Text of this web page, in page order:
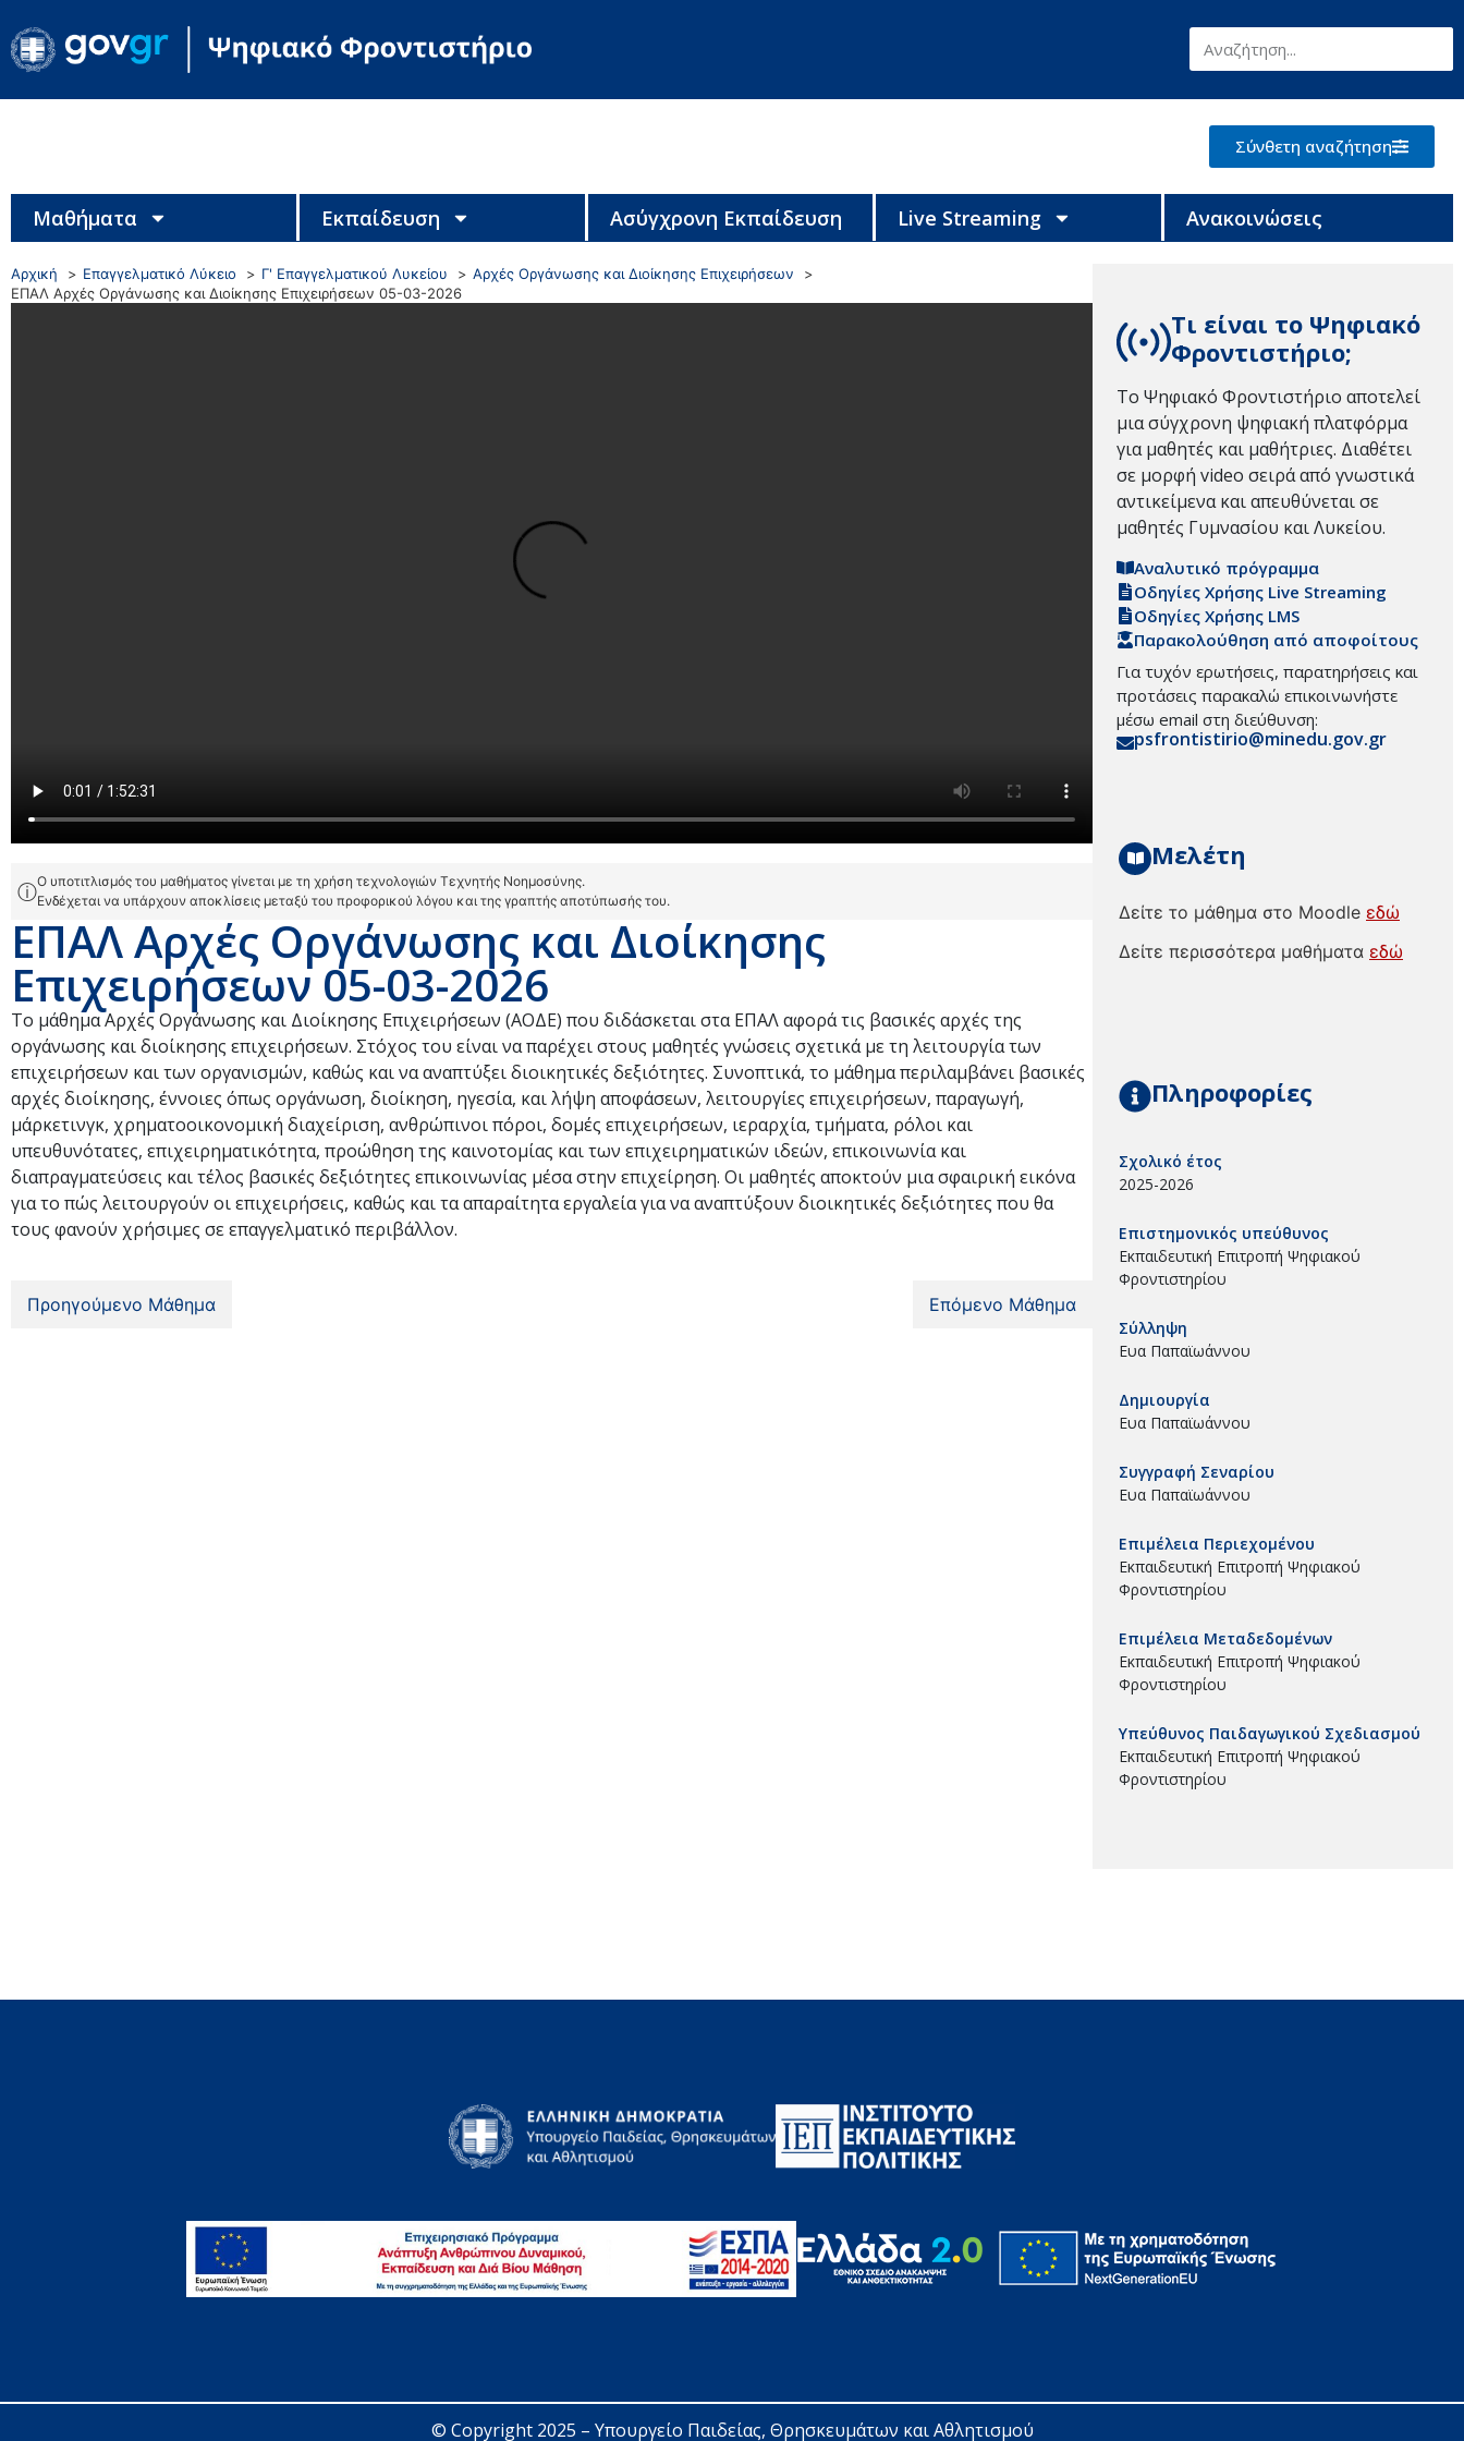
Σύνθετη αναζήτηση
Μαθήματα Εκπαίδευση Ασύγχρονη Εκπαίδευση Live Streaming Ανακοινώσεις
Αρχική Επαγγελματικό Λύκειο Γ' Επαγγελματικού Λυκείου
Αρχές Οργάνωσης και Διοίκησης Επιχειρήσεων
ΕΠΑΛ Αρχές Οργάνωσης και Διοίκησης Επιχειρήσεων 05-03-2026
ⓘΟ υποτιτλισμός του μαθήματος γίνεται με τη χρήση τεχνολογιών Τεχνητής Νοημοσύνης.
Ενδέχεται να υπάρχουν αποκλίσεις μεταξύ του προφορικού λόγου και της γραπτής αποτύπωσής του.
ΕΠΑΛ Αρχές Οργάνωσης και Διοίκησης
Επιχειρήσεων 05-03-2026
Το μάθημα Αρχές Οργάνωσης και Διοίκησης Επιχειρήσεων (ΑΟΔΕ) που διδάσκεται στα ΕΠΑΛ αφορά τις βασικές αρχές της
οργάνωσης και διοίκησης επιχειρήσεων. Στόχος του είναι να παρέχει στους μαθητές γνώσεις σχετικά με τη λειτουργία των
επιχειρήσεων και των οργανισμών, καθώς και να αναπτύξει διοικητικές δεξιότητες. Συνοπτικά, το μάθημα περιλαμβάνει βασικές
αρχές διοίκησης, έννοιες όπως οργάνωση, διοίκηση, ηγεσία, και λήψη αποφάσεων, λειτουργίες επιχειρήσεων, παραγωγή,
μάρκετινγκ, χρηματοοικονομική διαχείριση, ανθρώπινοι πόροι, δομές επιχειρήσεων, ιεραρχία, τμήματα, ρόλοι και
υπευθυνότατες, επιχειρηματικότητα, προώθηση της καινοτομίας και των επιχειρηματικών ιδεών, επικοινωνία και
διαπραγματεύσεις και τέλος βασικές δεξιότητες επικοινωνίας μέσα στην επιχείρηση. Οι μαθητές αποκτούν μια σφαιρική εικόνα
για το πώς λειτουργούν οι επιχειρήσεις, καθώς και τα απαραίτητα εργαλεία για να αναπτύξουν διοικητικές δεξιότητες που θα
τους φανούν χρήσιμες σε επαγγελματικό περιβάλλον.
Προηγούμενο Μάθημα Επόμενο Μάθημα
Τι είναι το Ψηφιακό
Φροντιστήριο;
Το Ψηφιακό Φροντιστήριο αποτελεί
μια σύγχρονη ψηφιακή πλατφόρμα
για μαθητές και μαθήτριες. Διαθέτει
σε μορφή video σειρά από γνωστικά
αντικείμενα και απευθύνεται σε
μαθητές Γυμνασίου και Λυκείου.
Αναλυτικό πρόγραμμα
Οδηγίες Χρήσης Live Streaming
Οδηγίες Χρήσης LMS
Παρακολούθηση από αποφοίτους
Για τυχόν ερωτήσεις, παρατηρήσεις και
προτάσεις παρακαλώ επικοινωνήστε
μέσω email στη διεύθυνση:
psfrontistirio@minedu.gov.gr
Μελέτη
Δείτε το μάθημα στο Moodle εδώ
Δείτε περισσότερα μαθήματα εδώ
Πληροφορίες
Σχολικό έτος
2025-2026
Επιστημονικός υπεύθυνος
Εκπαιδευτική Επιτροπή Ψηφιακού
Φροντιστηρίου
Σύλληψη
Ευα Παπαϊωάννου
Δημιουργία
Ευα Παπαϊωάννου
Συγγραφή Σεναρίου
Ευα Παπαϊωάννου
Επιμέλεια Περιεχομένου
Εκπαιδευτική Επιτροπή Ψηφιακού
Φροντιστηρίου
Επιμέλεια Μεταδεδομένων
Εκπαιδευτική Επιτροπή Ψηφιακού
Φροντιστηρίου
Υπεύθυνος Παιδαγωγικού Σχεδιασμού
Εκπαιδευτική Επιτροπή Ψηφιακού
Φροντιστηρίου
© Copyright 2025 – Υπουργείο Παιδείας, Θρησκευμάτων και Αθλητισμού